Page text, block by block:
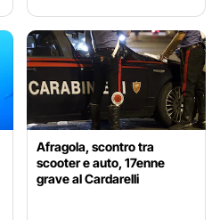
Afragola, scontro tra
scooter e auto, 17enne
grave al Cardarelli